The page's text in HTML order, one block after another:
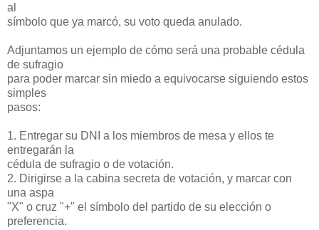
al
símbolo que ya marcó, su voto queda anulado.
Adjuntamos un ejemplo de cómo será una probable cédula
de sufragio
para poder marcar sin miedo a equivocarse siguiendo estos
simples
pasos:
1. Entregar su DNI a los miembros de mesa y ellos te
entregarán la
cédula de sufragio o de votación.
2. Dirigirse a la cabina secreta de votación, y marcar con
una aspa
"X" o cruz "+" el símbolo del partido de su elección o
preferencia.